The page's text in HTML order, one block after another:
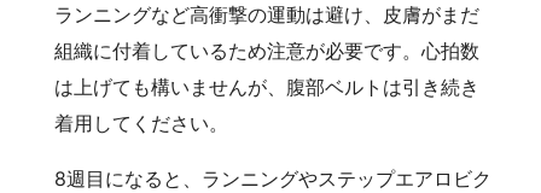
ランニングなど高衝撃の運動は避け、皮膚がまだ
組織に付着しているため注意が必要です。心拍数
は上げても構いませんが、腹部ベルトは引き続き
着用してください。
8週目になると、ランニングやステップエアロビク